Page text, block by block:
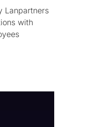
Lanpartners
with